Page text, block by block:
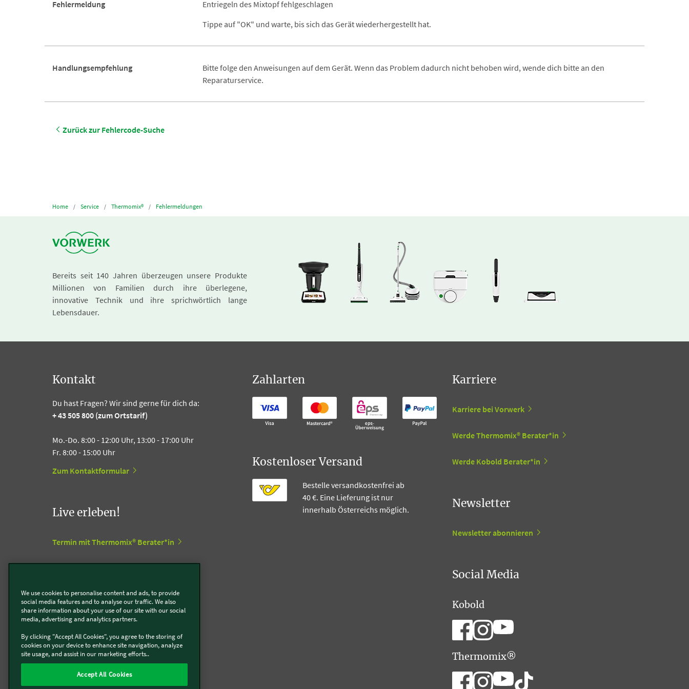
Fehlermeldung
Entriegeln des Mixtopf fehlgeschlagen
Tippe auf "OK" und warte, bis sich das Gerät wiederhergestellt hat.
Handlungsempfehlung
Bitte folge den Anweisungen auf dem Gerät. Wenn das Problem dadurch nicht behoben wird, wende dich bitte an den
Reparaturservice.
Zurück zur Fehlercode-Suche
Home Service Thermomix® Fehlermeldungen
Bereits seit 140 Jahren überzeugen unsere Produkte
Millionen von Familien durch ihre überlegene,
innovative Technik und ihre sprichwörtlich lange
Lebensdauer.
Kontakt
Du hast Fragen? Wir sind gerne für dich da:
+ 43 505 800 (zum Ortstarif)
Mo.-Do. 8:00 - 12:00 Uhr, 13:00 - 17:00 Uhr
Fr. 8:00 - 15:00 Uhr
Zum Kontaktformular
Live erleben!
Termin mit Thermomix® Berater*in
Vorwerk Stores
Support Center
Zum Vorwerk Support Center
Zahlarten
Kostenloser Versand
Bestelle versandkostenfrei ab
40 €. Eine Lieferung ist nur
innerhalb Österreichs möglich.
Karriere
Karriere bei Vorwerk
Werde Thermomix® Berater*in
Werde Kobold Berater*in
Newsletter
Newsletter abonnieren
Social Media
Kobold
Thermomix®
We use cookies to personalise content and ads, to provide
social media features and to analyse our traffic. We also
share information about your use of our site with our social
media, advertising and analytics partners.
By clicking "Accept All Cookies", you agree to the storing of
cookies on your device to enhance site navigation, analyze
site usage, and assist in our marketing efforts..
Accept All Cookies